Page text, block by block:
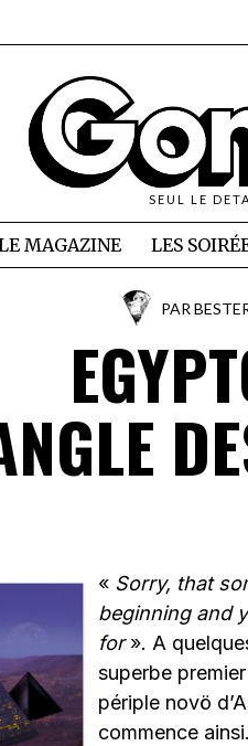
SEUL LE
MAGAZINE LES
PAR
« Sorry, that
beginning and
for». A
superbe
périple novö
commence